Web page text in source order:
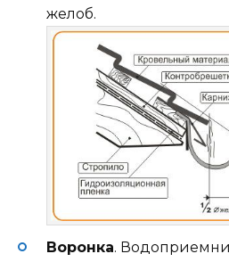
желоб.
Воронка.